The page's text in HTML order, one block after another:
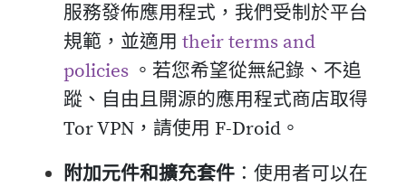
服務發佈應用程式，我們受制於平台
規範，並適用 their terms and
policies 。若您希望從無紀錄、不追
蹤、自由且開源的應用程式商店取得
Tor VPN，請使用 F-Droid。
附加元件和擴充套件 ：使用者可以在